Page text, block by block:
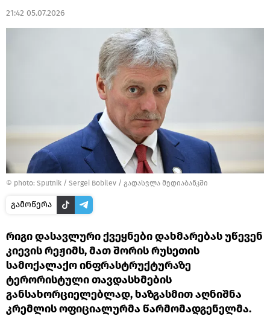
21:42 05.07.2026
© photo: Sputnik / Sergei Bobilev / გადასვლა მედიაბანკში
გამოწერა
რიგი დასავლური ქვეყნები დახმარებას უწევენ
კიევის რეჟიმს, მათ შორის რუსეთის
სამოქალაქო ინფრასტრუქტურაზე
ტერორისტული თავდასხმების
განსახორციელებლად, ხაზგასმით აღნიშნა
კრემლის ოფიციალურმა წარმომადგენელმა.